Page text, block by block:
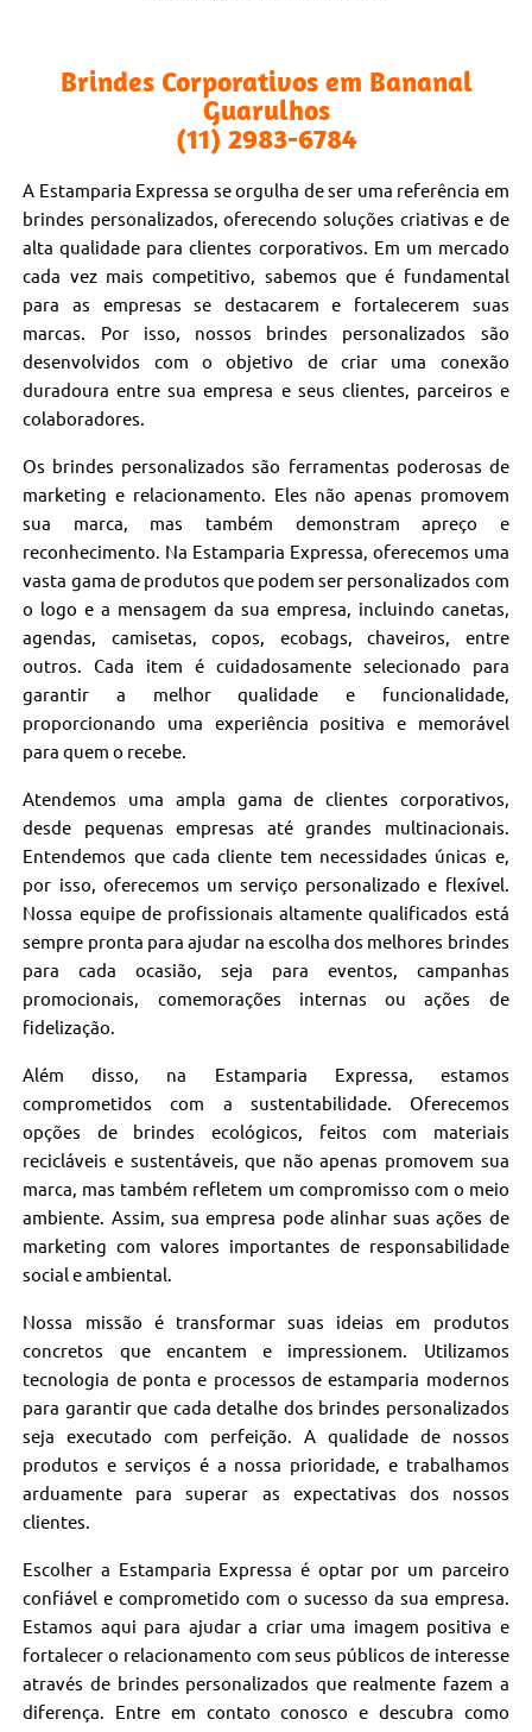
Brindes Corporativos em Bananal
Guarulhos
(11) 2983-6784
A Estamparia Expressa se orgulha de ser uma referência em
brindes personalizados, oferecendo soluções criativas e de
alta qualidade para clientes corporativos. Em um mercado
cada vez mais competitivo, sabemos que é fundamental
para as empresas se destacarem e fortalecerem suas
marcas. Por isso, nossos brindes personalizados são
desenvolvidos com o objetivo de criar uma conexão
duradoura entre sua empresa e seus clientes, parceiros e
colaboradores.
Os brindes personalizados são ferramentas poderosas de
marketing e relacionamento. Eles não apenas promovem
sua marca, mas também demonstram apreço e
reconhecimento. Na Estamparia Expressa, oferecemos uma
vasta gama de produtos que podem ser personalizados com
o logo e a mensagem da sua empresa, incluindo canetas,
agendas, camisetas, copos, ecobags, chaveiros, entre
outros. Cada item é cuidadosamente selecionado para
garantir a melhor qualidade e funcionalidade,
proporcionando uma experiência positiva e memorável
para quem o recebe.
Atendemos uma ampla gama de clientes corporativos,
desde pequenas empresas até grandes multinacionais.
Entendemos que cada cliente tem necessidades únicas e,
por isso, oferecemos um serviço personalizado e flexível.
Nossa equipe de profissionais altamente qualificados está
sempre pronta para ajudar na escolha dos melhores brindes
para cada ocasião, seja para eventos, campanhas
promocionais, comemorações internas ou ações de
fidelização.
Além disso, na Estamparia Expressa, estamos
comprometidos com a sustentabilidade. Oferecemos
opções de brindes ecológicos, feitos com materiais
recicláveis e sustentáveis, que não apenas promovem sua
marca, mas também refletem um compromisso com o meio
ambiente. Assim, sua empresa pode alinhar suas ações de
marketing com valores importantes de responsabilidade
social e ambiental.
Nossa missão é transformar suas ideias em produtos
concretos que encantem e impressionem. Utilizamos
tecnologia de ponta e processos de estamparia modernos
para garantir que cada detalhe dos brindes personalizados
seja executado com perfeição. A qualidade de nossos
produtos e serviços é a nossa prioridade, e trabalhamos
arduamente para superar as expectativas dos nossos
clientes.
Escolher a Estamparia Expressa é optar por um parceiro
confiável e comprometido com o sucesso da sua empresa.
Estamos aqui para ajudar a criar uma imagem positiva e
fortalecer o relacionamento com seus públicos de interesse
através de brindes personalizados que realmente fazem a
diferença. Entre em contato conosco e descubra como